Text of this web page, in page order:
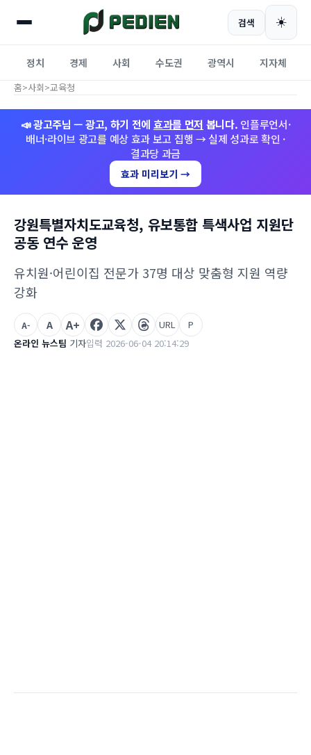
검색 ☀️
정치 경제 사회 수도권 광역시 지자체
홈>사회>교육청
📣 광고주님 — 광고, 하기 전에 효과를 먼저 봅니다. 인플루언서·
배너·라이브 광고를 예상 효과 보고 집행 → 실제 성과로 확인 ·
결과당 과금
효과 미리보기 →
강원특별자치도교육청, 유보통합 특색사업 지원단
공동 연수 운영
유치원·어린이집 전문가 37명 대상 맞춤형 지원 역량
강화
온라인 뉴스팀 기자입력 2026-06-04 20:14:29
A- A A+ URL P